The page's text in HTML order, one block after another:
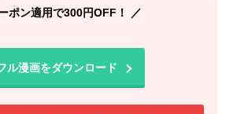
ポン適用で300円OFF！ ／
ル漫画をダウンロード